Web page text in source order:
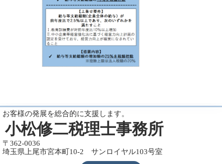
お客様の発展を総合的に支援します。
小松修二税理士事務所
〒362-0036
埼玉県上尾市宮本町10-2 サンロイヤル103号室